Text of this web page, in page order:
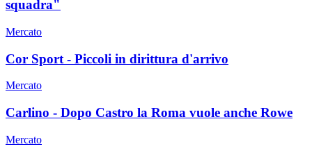
squadra"
Mercato
Cor Sport - Piccoli in dirittura d'arrivo
Mercato
Carlino - Dopo Castro la Roma vuole anche Rowe
Mercato